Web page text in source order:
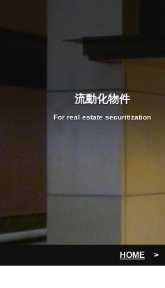
流動化物件
For real estate securitization
HOME